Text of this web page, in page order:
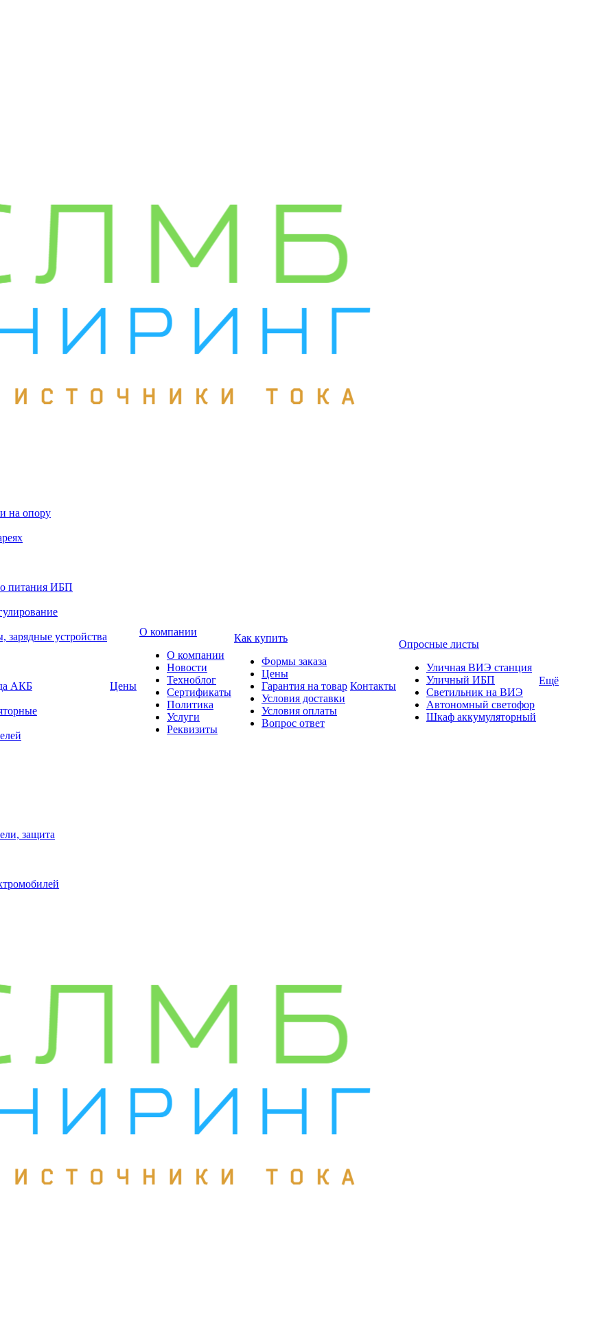
на опору
питания ИБП
зарядные устройства
АКБ
защита
Цены
О компании
О компании
Новости
Техноблог
Сертификаты
Политика
Услуги
Реквизиты
Как купить
Формы заказа
Цены
Гарантия на товар
Условия доставки
Условия оплаты
Вопрос ответ
Контакты
Опросные листы
Уличная ВИЭ станция
Уличный ИБП
Светильник на ВИЭ
Автономный светофор
Шкаф аккумуляторный
Ещё